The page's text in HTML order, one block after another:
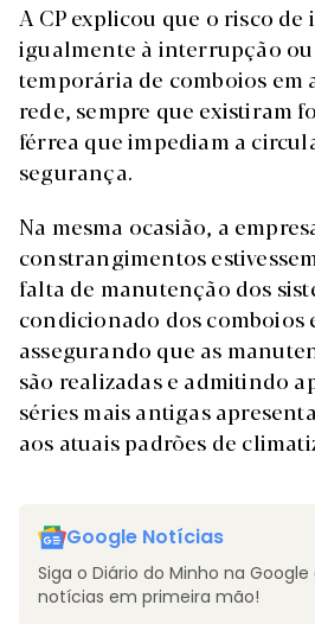
A CP explicou que o risco
igualmente à interrupção
temporária de comboios em
rede, sempre que existiram
férrea que impediam a
segurança.
Na mesma ocasião, a
constrangimentos
falta de manutenção dos
condicionado dos comboios
assegurando que as
são realizadas e admitindo
séries mais antigas
aos atuais padrões de
Google Notícias
Siga o Diário do Minho na Google
notícias em primeira mão!